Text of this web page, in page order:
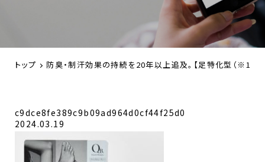
トップ 防臭・制汗効果の持続を20年以上追及。【足特化型（※1）
c9dce8fe389c9b09ad964d0cf44f25d0
2024.03.19